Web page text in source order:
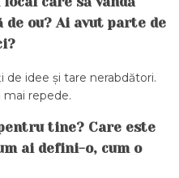
de ou? Ai avut parte de
idee și tare nerabdători.
mai repede.
tine? Care este
ai defini-o, cum o